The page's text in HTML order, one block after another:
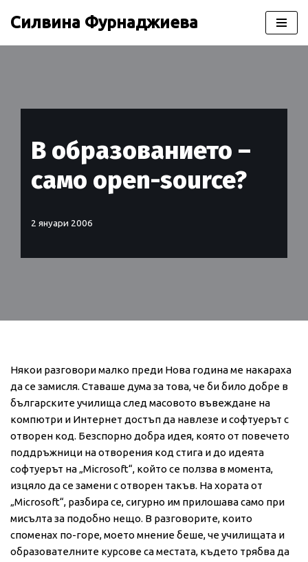
Силвина Фурнаджиева
В образованието –
само open-source?
2 януари 2006
Някои разговори малко преди Нова година ме накараха
да се замисля. Ставаше дума за това, че би било добре в
българските училища след масовото въвеждане на
компютри и Интернет достъп да навлезе и софтуерът с
отворен код. Безспорно добра идея, която от повечето
поддръжници на отворения код стига и до идеята
софтуерът на „Microsoft“, който се ползва в момента,
изцяло да се замени с отворен такъв. На хората от
„Microsoft“, разбира се, сигурно им прилошава само при
мисълта за подобно нещо. В разговорите, които
споменах по-горе, моето мнение беше, че училищата и
образователните курсове са местата, където трябва да